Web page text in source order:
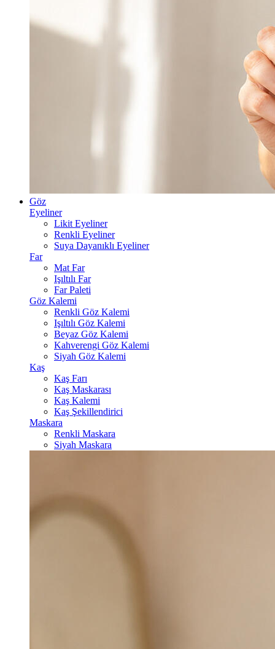
Göz
Eyeliner
Likit Eyeliner
Renkli Eyeliner
Suya Dayanıklı Eyeliner
Far
Mat Far
Işıltılı Far
Far Paleti
Göz Kalemi
Renkli Göz Kalemi
Işıltılı Göz Kalemi
Beyaz Göz Kalemi
Kahverengi Göz Kalemi
Siyah Göz Kalemi
Kaş
Kaş Farı
Kaş Maskarası
Kaş Kalemi
Kaş Şekillendirici
Maskara
Renkli Maskara
Siyah Maskara